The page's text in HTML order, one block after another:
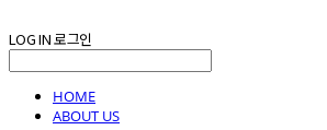
LOG IN로그인
HOME
ABOUT US